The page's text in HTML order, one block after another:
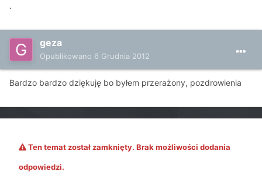
.
geza
Opublikowano 6 Grudnia 2012
Bardzo bardzo dziękuję bo byłem przerażony, pozdrowienia
Ten temat został zamknięty. Brak możliwości dodania
odpowiedzi.